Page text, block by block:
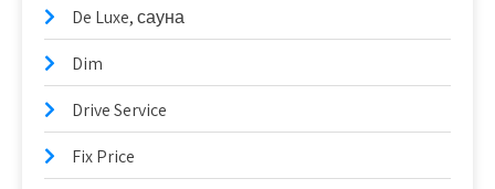
De Luxe, сауна
Dim
Drive Service
Fix Price